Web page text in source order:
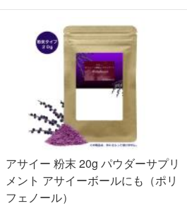
アサイー 粉末 20g パウダーサプリ
メント アサイーボールにも（ポリ
フェノール）